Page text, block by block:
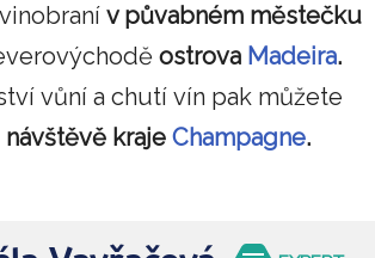
v půvabném městečku
ostrova Madeira.
vůní a chutí vín pak můžete
návštěvě kraje Champagne.